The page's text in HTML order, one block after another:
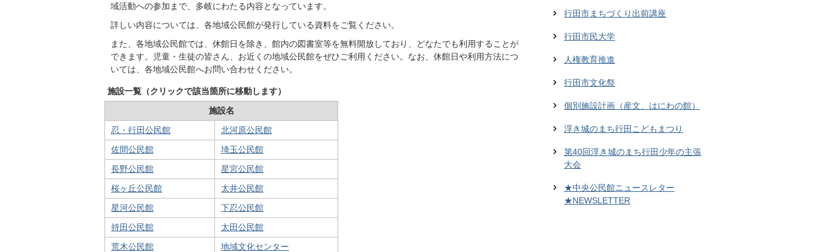
域活動への参加まで、多岐にわたる内容となっています。
詳しい内容については、各地域公民館が発行している資料をご覧ください。
また、各地域公民館では、休館日を除き、館内の図書室等を無料開放しており、どなたでも利用することが
できます。児童・生徒の皆さん、お近くの地域公民館をぜひご利用ください。なお、休館日や利用方法につ
いては、各地域公民館へお問い合わせください。
施設一覧（クリックで該当箇所に移動します）
施設名
忍・行田公民館
北河原公民館
佐間公民館
埼玉公民館
長野公民館
星宮公民館
桜ヶ丘公民館
太井公民館
星河公民館
下忍公民館
持田公民館
太田公民館
荒木公民館
地域文化センター
行田市まちづくり出前講座
行田市民大学
人権教育推進
行田市文化祭
個別施設計画（産文、はにわの館）
浮き城のまち行田こどもまつり
第40回浮き城のまち行田少年の主張
大会
★中央公民館ニュースレター
★NEWSLETTER